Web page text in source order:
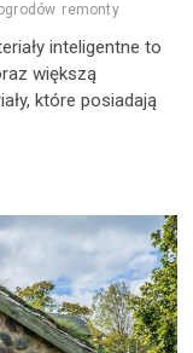
remonty
inteligentne to
większą
które posiadają